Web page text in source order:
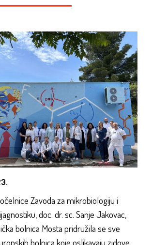
Zavoda za mikrobiologiju i
doc. dr. sc. Sanje Jakovac,
bolnica Mosta pridružila se sve
bolnica koje oslikavaju zidove